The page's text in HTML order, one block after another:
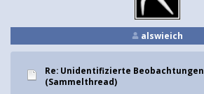
alswieich
Re: Unidentifizierte Beobachtungen
(Sammelthread)